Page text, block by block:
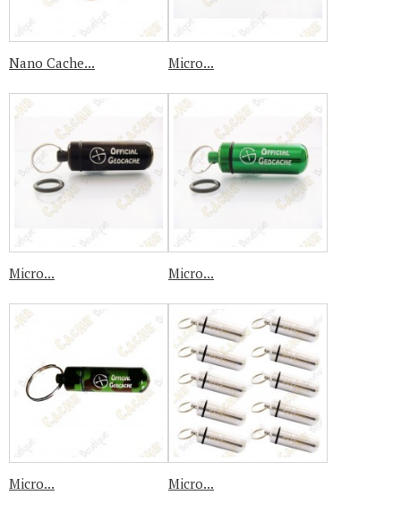
Nano Cache... Micro...
Micro... Micro...
Micro... Micro...